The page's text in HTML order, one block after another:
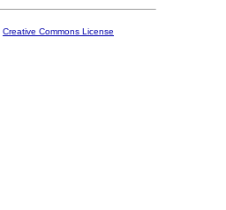
Creative Commons License